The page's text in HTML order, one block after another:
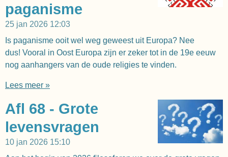
paganisme
25 jan 2026 12:03
Is paganisme ooit wel weg geweest uit Europa? Nee
dus! Vooral in Oost Europa zijn er zeker tot in de 19e eeuw
nog aanhangers van de oude religies te vinden.
Lees meer »
Afl 68 - Grote
levensvragen
10 jan 2026 15:10